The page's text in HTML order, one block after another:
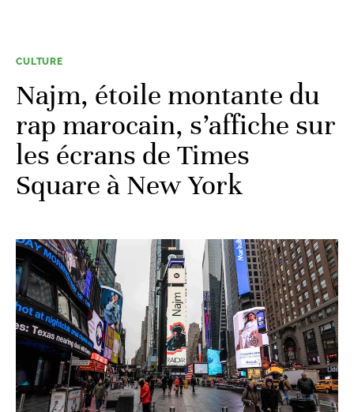
CULTURE
Najm, étoile montante du
rap marocain, s’affiche sur
les écrans de Times
Square à New York